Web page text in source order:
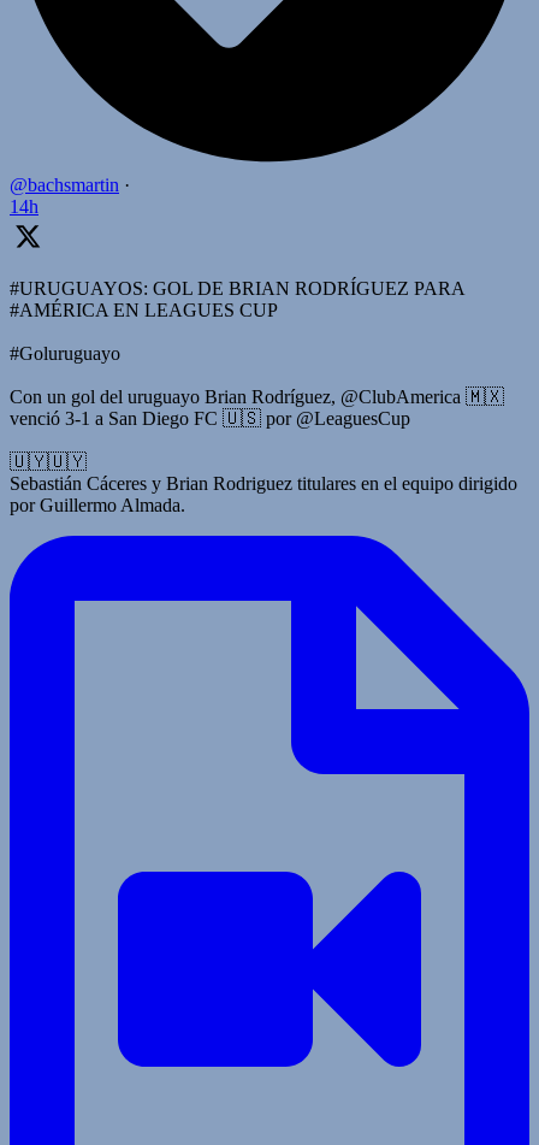
@bachsmartin ·
14h
#URUGUAYOS: GOL DE BRIAN RODRÍGUEZ PARA
#AMÉRICA EN LEAGUES CUP
#Goluruguayo
Con un gol del uruguayo Brian Rodríguez, @ClubAmerica 🇲🇽
venció 3-1 a San Diego FC 🇺🇸 por @LeaguesCup
🇺🇾🇺🇾
Sebastián Cáceres y Brian Rodriguez titulares en el equipo dirigido
por Guillermo Almada.